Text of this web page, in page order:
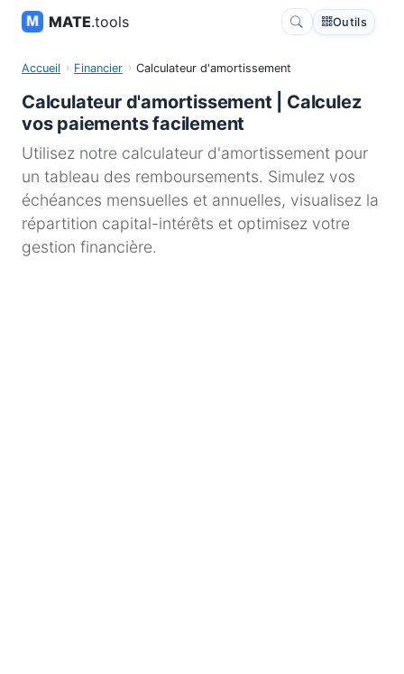
MATE.tools Outils
Accueil Financier Calculateur d'amortissement
Calculateur d'amortissement | Calculez
vos paiements facilement
Utilisez notre calculateur d'amortissement pour
un tableau des remboursements. Simulez vos
échéances mensuelles et annuelles, visualisez la
répartition capital-intérêts et optimisez votre
gestion financière.